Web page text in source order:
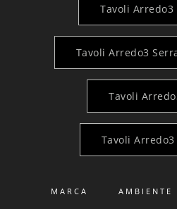
Tavoli Arredo3
Tavoli Arredo3
Tavoli
Tavoli Arredo3
MARCA AMBIENTE